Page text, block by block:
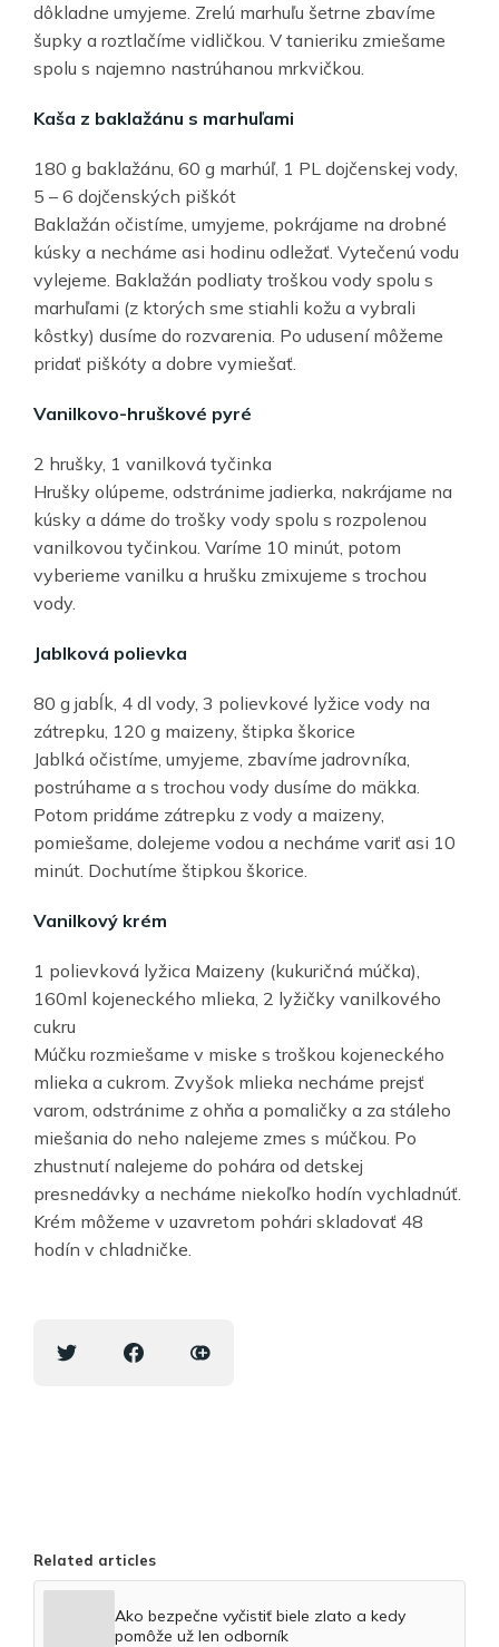
dôkladne umyjeme. Zrelú marhuľu šetrne zbavíme
šupky a roztlačíme vidličkou. V tanieriku zmiešame
spolu s najemno nastrúhanou mrkvičkou.
Kaša z baklažánu s marhuľami
180 g baklažánu, 60 g marhúľ, 1 PL dojčenskej vody,
5 – 6 dojčenských piškót
Baklažán očistíme, umyjeme, pokrájame na drobné
kúsky a necháme asi hodinu odležať. Vytečenú vodu
vylejeme. Baklažán podliaty troškou vody spolu s
marhuľami (z ktorých sme stiahli kožu a vybrali
kôstky) dusíme do rozvarenia. Po udusení môžeme
pridať piškóty a dobre vymiešať.
Vanilkovo-hruškové pyré
2 hrušky, 1 vanilková tyčinka
Hrušky olúpeme, odstránime jadierka, nakrájame na
kúsky a dáme do trošky vody spolu s rozpolenou
vanilkovou tyčinkou. Varíme 10 minút, potom
vyberieme vanilku a hrušku zmixujeme s trochou
vody.
Jablková polievka
80 g jabĺk, 4 dl vody, 3 polievkové lyžice vody na
zátrepku, 120 g maizeny, štipka škorice
Jablká očistíme, umyjeme, zbavíme jadrovníka,
postrúhame a s trochou vody dusíme do mäkka.
Potom pridáme zátrepku z vody a maizeny,
pomiešame, dolejeme vodou a necháme variť asi 10
minút. Dochutíme štipkou škorice.
Vanilkový krém
1 polievková lyžica Maizeny (kukuričná múčka),
160ml kojeneckého mlieka, 2 lyžičky vanilkového
cukru
Múčku rozmiešame v miske s troškou kojeneckého
mlieka a cukrom. Zvyšok mlieka necháme prejsť
varom, odstránime z ohňa a pomaličky a za stáleho
miešania do neho nalejeme zmes s múčkou. Po
zhustnutí nalejeme do pohára od detskej
presnedávky a necháme niekoľko hodín vychladnúť.
Krém môžeme v uzavretom pohári skladovať 48
hodín v chladničke.
Related articles
Ako bezpečne vyčistiť biele zlato a kedy
pomôže už len odborník